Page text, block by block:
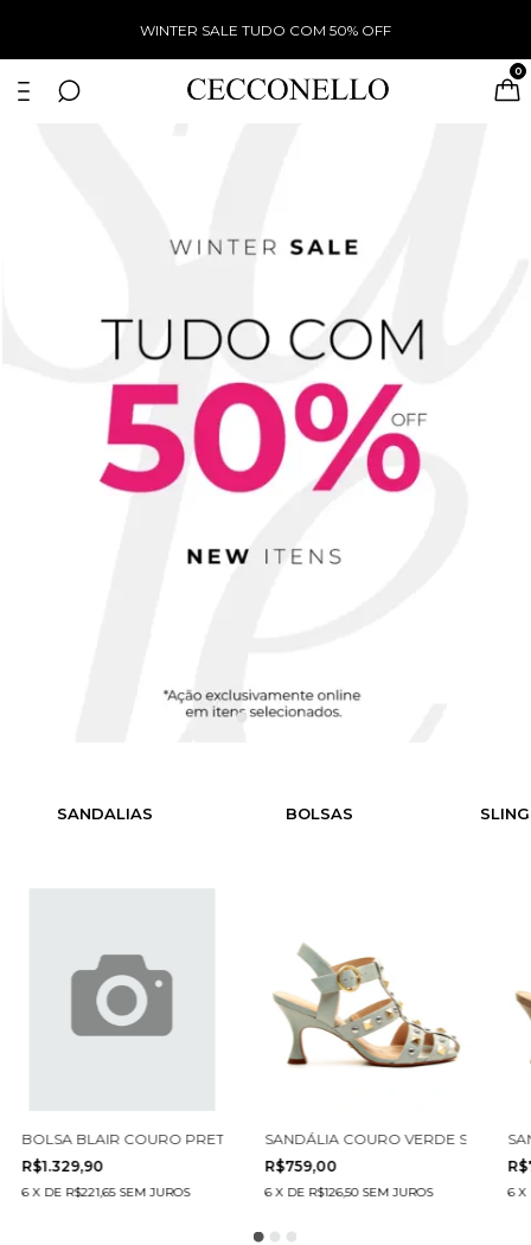
DE DESCONTO
0
SANDALIAS BOLSAS
3MÉDIO CECCONELLO 3006002-2
BOLSA BLAIR COURO PRETO CECCONELLO C2518-A-1
R$1.329,90
6 X DE R$221,65 SEM JUROS
SANDÁLIA COURO VERDE SALTO
R$759,00
6 X DE R$126,50 SEM JUROS 6 X